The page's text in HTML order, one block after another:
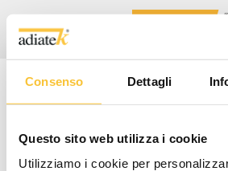
Consenso Dettagli
Questo sito web utilizza i cookie
Utilizziamo i cookie per
RUBY 55
VIDEO TUTORIAL/TECNICI